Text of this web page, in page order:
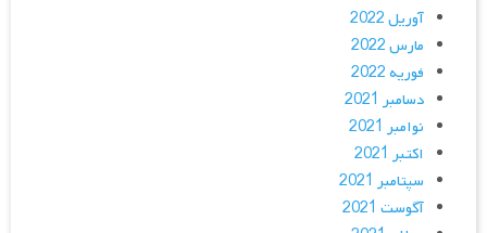
آوریل 2022
مارس 2022
فوریه 2022
دسامبر 2021
نوامبر 2021
اکتبر 2021
سپتامبر 2021
آگوست 2021